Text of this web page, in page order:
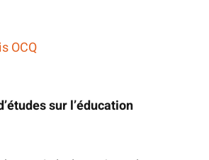
OCQ
sur l’é­du­ca­tion